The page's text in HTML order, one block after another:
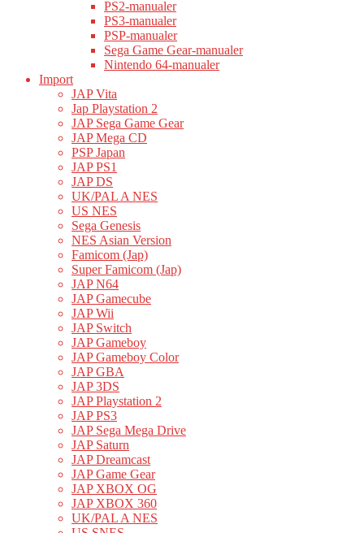
PS2-manualer
PS3-manualer
PSP-manualer
Sega Game Gear-manualer
Nintendo 64-manualer
Import
JAP Vita
Jap Playstation 2
JAP Sega Game Gear
JAP Mega CD
PSP Japan
JAP PS1
JAP DS
UK/PAL A NES
US NES
Sega Genesis
NES Asian Version
Famicom (Jap)
Super Famicom (Jap)
JAP N64
JAP Gamecube
JAP Wii
JAP Switch
JAP Gameboy
JAP Gameboy Color
JAP GBA
JAP 3DS
JAP Playstation 2
JAP PS3
JAP Sega Mega Drive
JAP Saturn
JAP Dreamcast
JAP Game Gear
JAP XBOX OG
JAP XBOX 360
UK/PAL A NES